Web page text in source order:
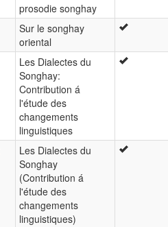
prosodie songhay
Sur le songhay
oriental
Les Dialectes du
Songhay:
Contribution á
l'étude des
changements
linguistiques
Les Dialectes du
Songhay
(Contribution á
l'étude des
changements
linguistiques)